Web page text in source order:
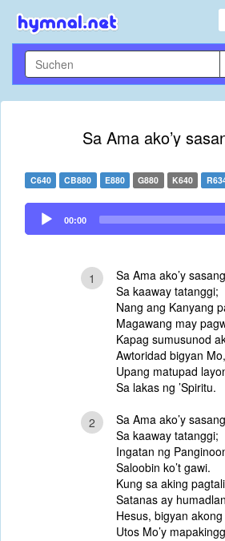
Sa Ama ako’y
C640 CB880 E880 G880 K640
Audio
Player
00:00
1
Sa Ama ako’y
Sa kaaway tatanggi;
Nang ang Kanyang
Magawang may
Kapag sumusunod
Awtoridad bigyan Mo,
Upang matupad
Sa lakas ng ’Spiritu.
2
Sa Ama ako’y
Sa kaaway tatanggi;
Ingatan ng
Saloobin ko’t gawi.
Kung sa aking
Satanas ay
Hesus, bigyan
Utos Mo’y